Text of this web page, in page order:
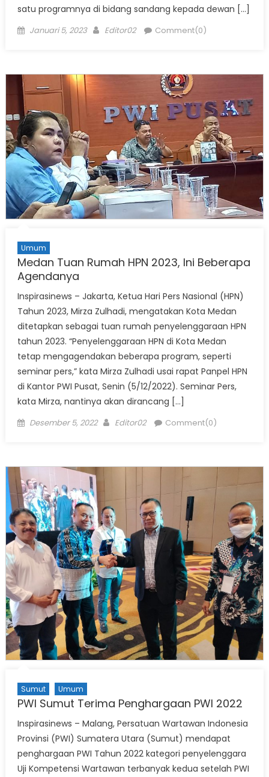
satu programnya di bidang sandang kepada dewan […]
Posted
Januari 5, 2023 Author
Editor02 Comment(0)
Umum
Medan Tuan Rumah HPN 2023, Ini Beberapa
Agendanya
Inspirasinews – Jakarta, Ketua Hari Pers Nasional (HPN)
Tahun 2023, Mirza Zulhadi, mengatakan Kota Medan
ditetapkan sebagai tuan rumah penyelenggaraan HPN
tahun 2023. “Penyelenggaraan HPN di Kota Medan
tetap mengagendakan beberapa program, seperti
seminar pers,” kata Mirza Zulhadi usai rapat Panpel HPN
di Kantor PWI Pusat, Senin (5/12/2022). Seminar Pers,
kata Mirza, nantinya akan dirancang […]
Posted
Desember 5, 2022 Author
Editor02 Comment(0)
Sumut Umum
PWI Sumut Terima Penghargaan PWI 2022
Inspirasinews – Malang, Persatuan Wartawan Indonesia
Provinsi (PWI) Sumatera Utara (Sumut) mendapat
penghargaan PWI Tahun 2022 kategori penyelenggara
Uji Kompetensi Wartawan terbanyak kedua setelah PWI